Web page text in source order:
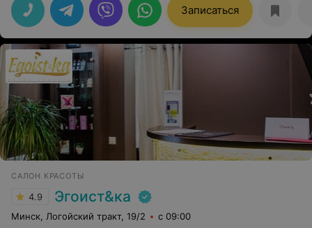
Записаться
САЛОН КРАСОТЫ
4.9 Эгоист&ка
Минск, Логойский тракт, 19/2 с 09:00